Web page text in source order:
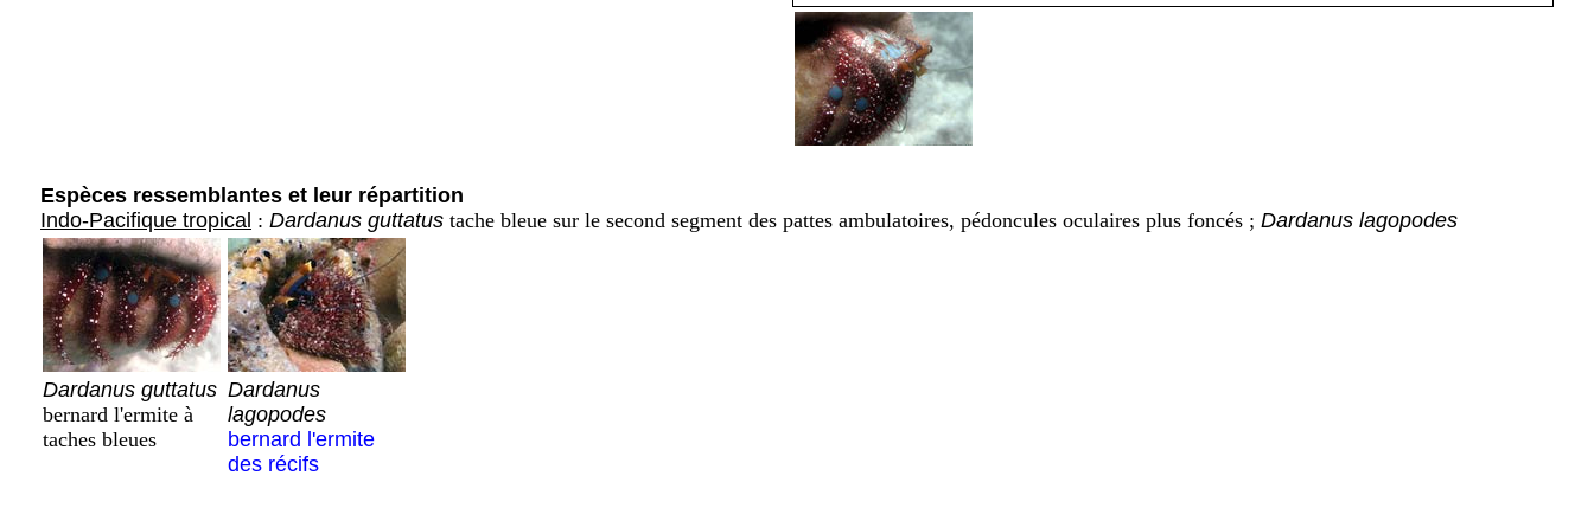
Espèces ressemblantes et leur répartition
Indo-Pacifique tropical : Dardanus guttatus tache bleue sur le second segment des pattes ambulatoires, pédoncules oculaires plus foncés ; Dardanus lagopodes
Dardanus guttatus
bernard l'ermite à
taches bleues
Dardanus
lagopodes
bernard l'ermite
des récifs